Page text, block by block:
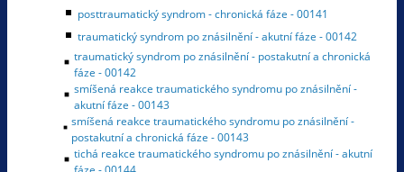
posttraumatický syndrom - chronická fáze - 00141
traumatický syndrom po znásilnění - akutní fáze - 00142
traumatický syndrom po znásilnění - postakutní a chronická
fáze - 00142
smíšená reakce traumatického syndromu po znásilnění -
akutní fáze - 00143
smíšená reakce traumatického syndromu po znásilnění -
postakutní a chronická fáze - 00143
tichá reakce traumatického syndromu po znásilnění - akutní